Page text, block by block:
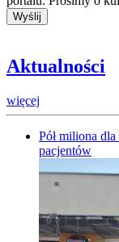
Aktualności
więcej
Pół miliona
pacjentów